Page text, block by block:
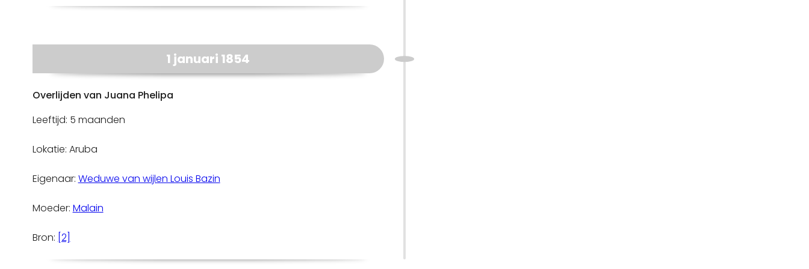
1 januari 1854
Overlijden van Juana Phelipa
Leeftijd: 5 maanden
Lokatie: Aruba
Eigenaar: Weduwe van wijlen Louis Bazin
Moeder: Malain
Bron: [2]